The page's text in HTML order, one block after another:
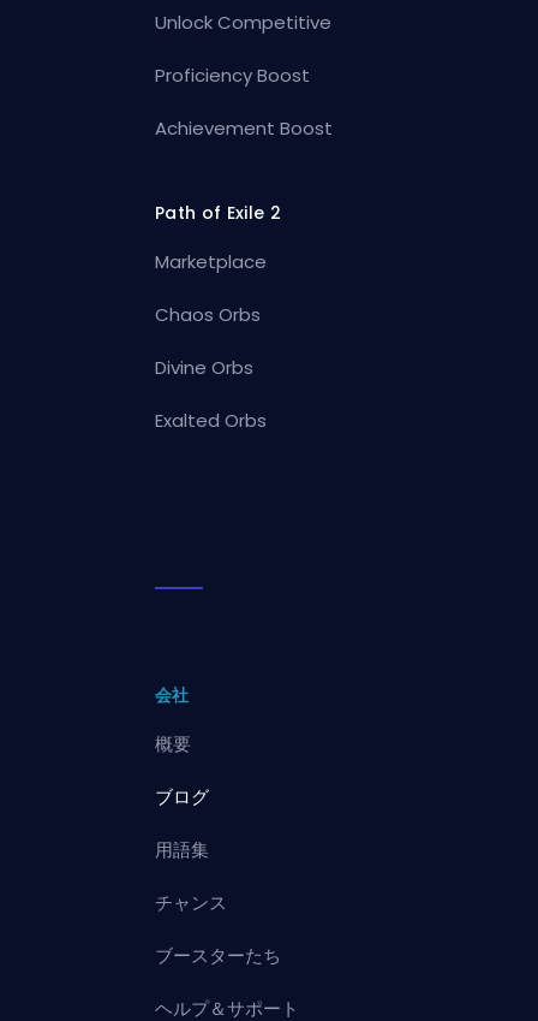
Unlock Competitive
Proficiency Boost
Achievement Boost
Path of Exile 2
Marketplace
Chaos Orbs
Divine Orbs
Exalted Orbs
会社
概要
ブログ
用語集
チャンス
ブースターたち
ヘルプ＆サポート